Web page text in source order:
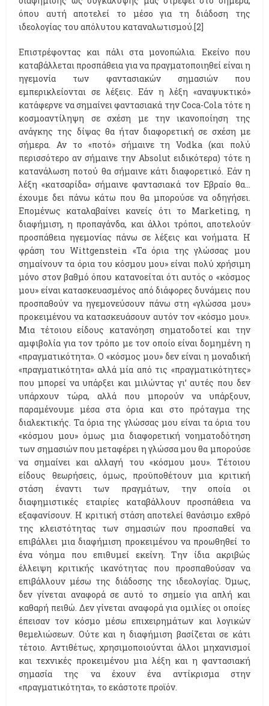
όπου αυτή αποτελεί το μέσο για τη διάδοση της
ιδεολογίας του απόλυτου καταναλωτισμού.[2]
Επιστρέφοντας και πάλι στα μονοπώλια. Εκείνο που
καταβάλλεται προσπάθεια για να πραγματοποιηθεί είναι η
ηγεμονία των φαντασιακών σημασιών που
εμπερικλείονται σε λέξεις. Εάν η λέξη «αναψυκτικό»
κατάφερνε να σημαίνει φαντασιακά την Coca-Cola τότε η
κοσμοαντίληψη σε σχέση με την ικανοποίηση της
ανάγκης της δίψας θα ήταν διαφορετική σε σχέση με
σήμερα. Αν το «ποτό» σήμαινε τη Vodka (και πολύ
περισσότερο αν σήμαινε την Absolut ειδικότερα) τότε η
κατανάλωση ποτού θα σήμαινε κάτι διαφορετικό. Εάν η
λέξη «κατσαρίδα» σήμαινε φαντασιακά τον Εβραίο θα…
έχουμε δει πάνω κάτω που θα μπορούσε να οδηγήσει.
Επομένως καταλαβαίνει κανείς ότι το Marketing, η
διαφήμιση, η προπαγάνδα, και άλλοι τρόποι, αποτελούν
προσπάθεια ηγεμονίας πάνω σε λέξεις και νοήματα. Η
φράση του Wittgenstein «Τα όρια της γλώσσας μου
σημαίνουν τα όρια του κόσμου μου» είναι πολύ χρήσιμη
μόνο στον βαθμό όπου κατανοείται ότι αυτός ο «κόσμος
μου» είναι κατασκευασμένος από διάφορες δυνάμεις που
προσπαθούν να ηγεμονεύσουν πάνω στη «γλώσσα μου»
προκειμένου να κατασκευάσουν αυτόν τον «κόσμο μου».
Μια τέτοιου είδους κατανόηση σηματοδοτεί και την
αμφιβολία για τον τρόπο με τον οποίο είναι δομημένη η
«πραγματικότητα». Ο «κόσμος μου» δεν είναι η μοναδική
«πραγματικότητα» αλλά μία από τις «πραγματικότητες»
που μπορεί να υπάρξει και μιλώντας γι’ αυτές που δεν
υπάρχουν τώρα, αλλά που μπορούν να υπάρξουν,
παραμένουμε μέσα στα όρια και στο πρόταγμα της
διαλεκτικής. Τα όρια της γλώσσας μου είναι τα όρια του
«κόσμου μου» όμως μια διαφορετική νοηματοδότηση
των σημασιών που μεταφέρει η γλώσσα μου θα μπορούσε
να σημαίνει και αλλαγή του «κόσμου μου». Τέτοιου
είδους θεωρήσεις, όμως, προϋποθέτουν μια κριτική
στάση έναντι των πραγμάτων, την οποία οι
διαφημιστικές εταιρίες καταβάλλουν προσπάθεια να
εξαφανίσουν. Η κριτική στάση αποτελεί θανάσιμο εχθρό
της κλειστότητας των σημασιών που προσπαθεί να
επιβάλλει μια διαφήμιση προκειμένου να προωθηθεί το
ένα νόημα που επιθυμεί εκείνη. Την ίδια ακριβώς
έλλειψη κριτικής ικανότητας που προσπαθούσαν να
επιβάλλουν μέσω της διάδοσης της ιδεολογίας. Όμως,
δεν γίνεται αναφορά σε αυτό το σημείο για απλή και
καθαρή πειθώ. Δεν γίνεται αναφορά για ομιλίες οι οποίες
έπεισαν τον κόσμο μέσω επιχειρημάτων και λογικών
θεμελιώσεων. Ούτε και η διαφήμιση βασίζεται σε κάτι
τέτοιο. Αντιθέτως, χρησιμοποιούνται άλλοι μηχανισμοί
και τεχνικές προκειμένου μια λέξη και η φαντασιακή
σημασία της να έχουν ένα αντίκρισμα στην
«πραγματικότητα», το εκάστοτε προϊόν.